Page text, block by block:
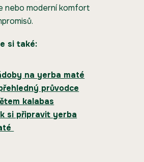
nebo moderní komfort
si také:
na yerba maté
průvodce
kalabas
si připravit yerba